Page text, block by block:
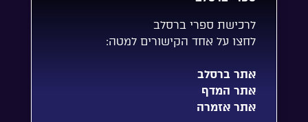
לרכישת ספרי ברסלב
לחצו על אחד הקישורים למטה:
אתר ברסלב
אתר המדף
אתר אזמרה